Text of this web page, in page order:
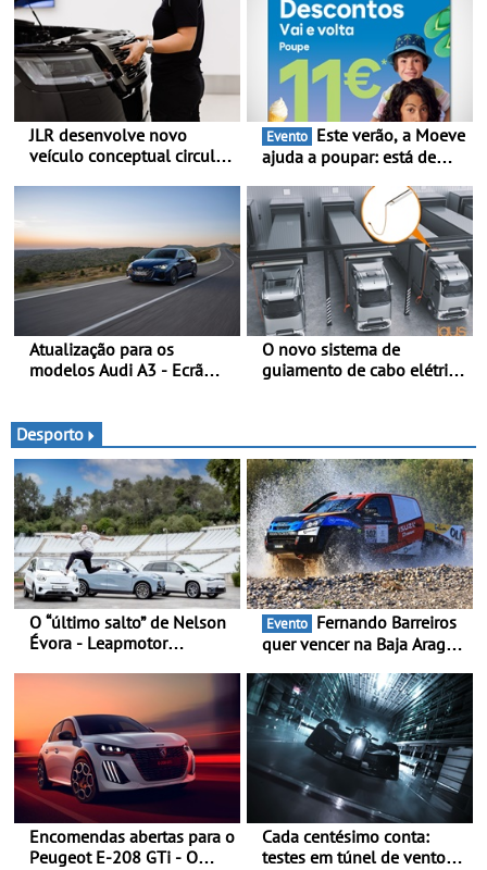
JLR desenvolve novo
veículo conceptual circular
carbono - O projeto é
designado como
Cornerstone
Evento
ajuda a poupar: está de
Volta” com descontos de
até 11€
Atualização para os
modelos Audi A3 - Ecrã
estacion. assistido e
assistente de marcha-atrás
O novo sistema de
guiamento de cabo elétrico
DC horizontal traz mais
conforto para os
motoristas, menos
acidentes nas manobras e
máxima proteção contra
furtos
Desporto
O “último salto” de Nelson
Évora - Leapmotor
Campeão Olímpico num
Evento
quer vencer na Baja Aragón
título da Taça do Mundo de
Bajas
Encomendas abertas para o
Peugeot E-208 GTi - O
Cada centésimo conta:
testes em túnel de vento